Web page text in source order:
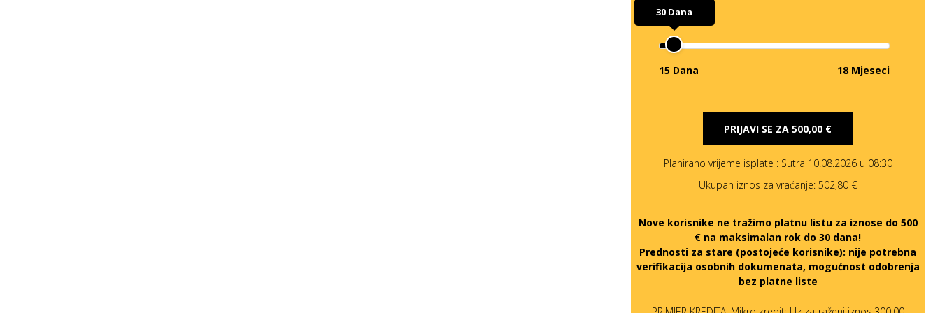
30 Dana
15 Dana 18 Mjeseci
PRIJAVI SE ZA 500,00 €
Planirano vrijeme isplate : Sutra 10.08.2026 u 08:30
Ukupan iznos za vraćanje: 502,80 €
Nove korisnike ne tražimo platnu listu za iznose do 500
€ na maksimalan rok do 30 dana!
Prednosti za stare (postojeće korisnike): nije potrebna
verifikacija osobnih dokumenata, mogućnost odobrenja
bez platne liste